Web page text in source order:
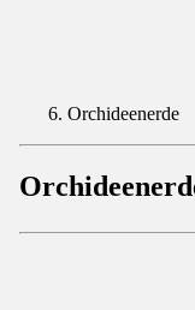
Orchideenerde